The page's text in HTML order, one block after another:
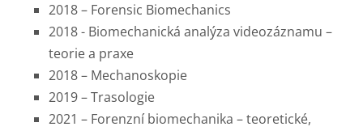
2018 – Forensic Biomechanics
2018 - Biomechanická analýza videozáznamu –
teorie a praxe
2018 – Mechanoskopie
2019 – Trasologie
2021 – Forenzní biomechanika – teoretické,